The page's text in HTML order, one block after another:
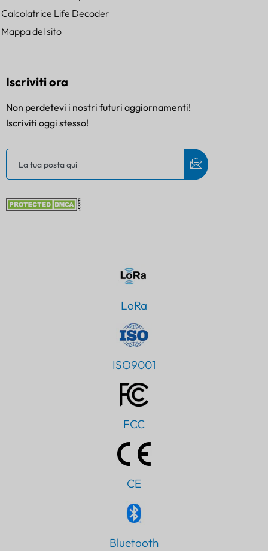
Calcolatrice Life Decoder
Mappa del sito
Iscriviti ora
Non perdetevi i nostri futuri aggiornamenti!
Iscriviti oggi stesso!
LoRa
ISO9001
FCC
CE
Bluetooth